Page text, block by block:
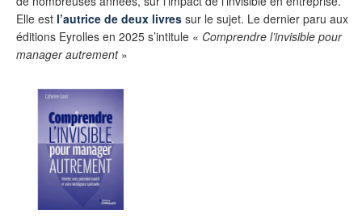
Elle est l’autrice de deux livres sur le sujet. Le dernier paru aux
éditions Eyrolles en 2025 s’intitule « Comprendre l’invisible pour
manager autrement»